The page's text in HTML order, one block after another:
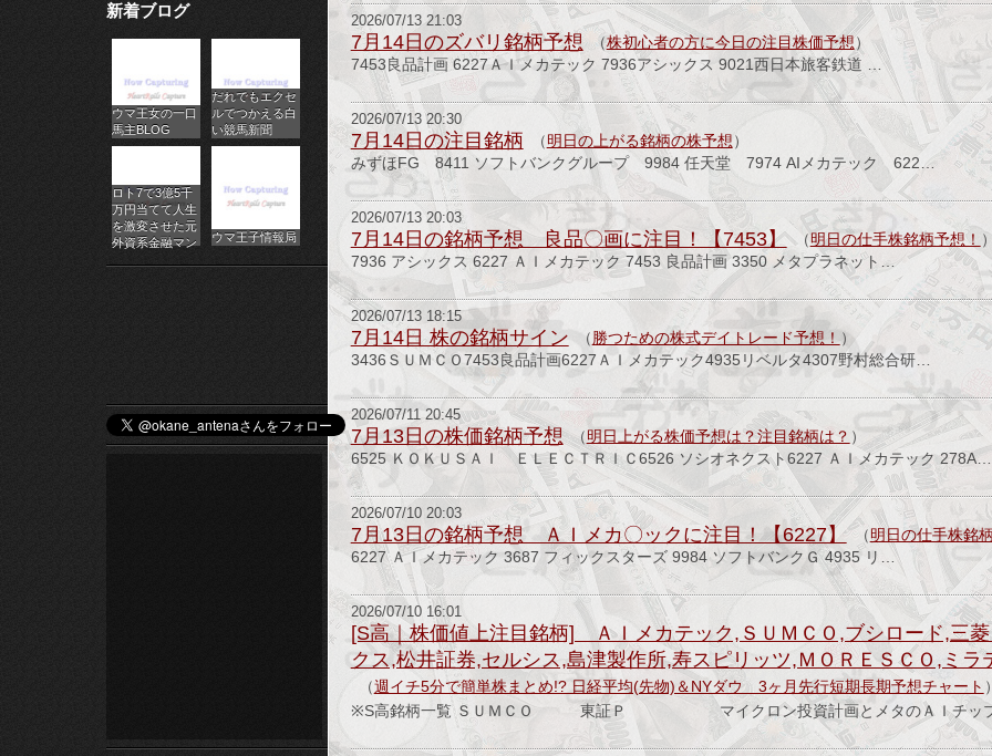
パ
チ
ス
ロ
ン
ラ
イ
ン
カ
ジ
ノ
etc-
新着ブログ
ウマ王女の一口
馬主BLOG
だれでもエクセ
ルでつかえる白
い競馬新聞
ロト7で3億5千
万円当てて人生
を激変させた元
外資系金融マン
ウマ王子情報局
2026/07/13 21:03
7月14日のズバリ銘柄予想 （株初心者の方に今日の注目株価予想）
7453良品計画 6227ＡＩメカテック 7936アシックス 9021西日本旅客鉄道 …
2026/07/13 20:30
7月14日の注目銘柄 （明日の上がる銘柄の株予想）
みずほFG 8411 ソフトバンクグループ 9984 任天堂 7974 AIメカテック 622…
2026/07/13 20:03
7月14日の銘柄予想 良品〇画に注目！【7453】 （明日の仕手株銘柄予想！
7936 アシックス 6227 ＡＩメカテック 7453 良品計画 3350 メタプラネット…
2026/07/13 18:15
7月14日 株の銘柄サイン （ 勝つための株式デイトレード予想！ ）
3436ＳＵＭＣＯ7453良品計画6227ＡＩメカテック4935リベルタ4307野村総合研…
2026/07/11 20:45
7月13日の株価銘柄予想 （明日上がる株価予想は？注目銘柄は？ ）
6525 ＫＯＫＵＳＡＩ ＥＬＥＣＴＲＩＣ6526 ソシオネクスト6227 ＡＩメカテック 278A…
2026/07/10 20:03
7月13日の銘柄予想 ＡＩメカ〇ックに注目！【6227】 （明日の仕手株銘
6227 ＡＩメカテック 3687 フィックスターズ 9984 ソフトバンクＧ 4935 リ…
2026/07/10 16:01
[S高｜株価値上注目銘柄] ＡＩメカテック,ＳＵＭＣＯ,ブシロード,三
クス,松井証券,セルシス,島津製作所,寿スピリッツ,ＭＯＲＥＳＣＯ,ミラ
（週イチ5分で簡単株まとめ!? 日経平均(先物)＆NYダウ 3ヶ月先行短期長期予想チャート
※S高銘柄一覧 ＳＵＭＣＯ 東証Ｐ マイクロン投資計画とメタのＡＩチップ